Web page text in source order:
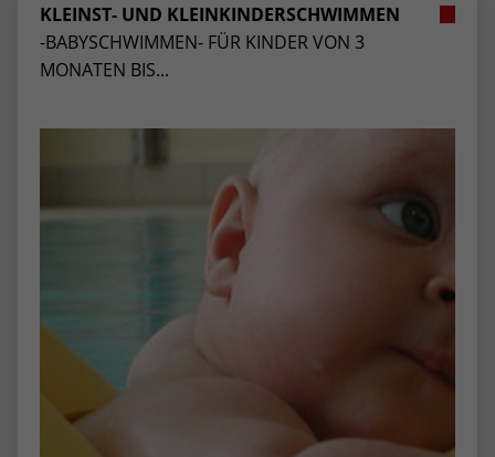
KLEINST- UND KLEINKINDERSCHWIMMEN
-BABYSCHWIMMEN- FÜR KINDER VON 3
MONATEN BIS...